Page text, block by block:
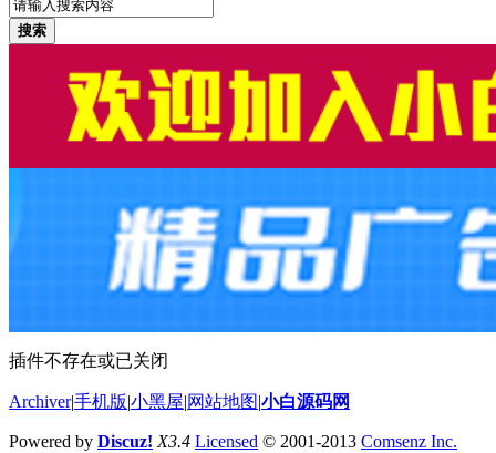
搜索
插件不存在或已关闭
Archiver|手机版 小黑屋 网站地图 小白源码网
Powered by Discuz! X3.4 Licensed © 2001-2013 Comsenz Inc.